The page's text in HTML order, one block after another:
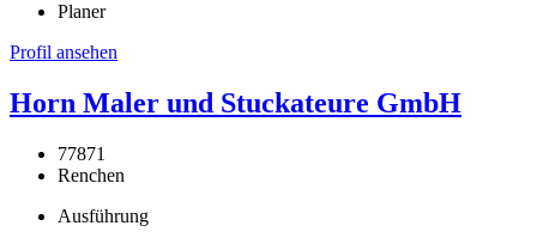
Planer
Profil ansehen
Horn Maler und Stuckateure GmbH
77871
Renchen
Ausführung